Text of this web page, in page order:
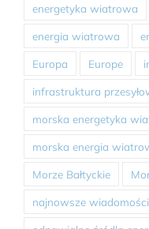
energetyka wiatrowa
energia wiatrowa
Europa Europe
infrastruktura
morska energetyka
morska energia
Morze Bałtyckie
najnowsze wiadomości